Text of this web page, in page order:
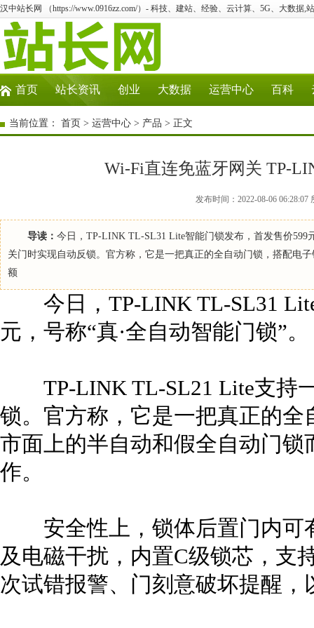
汉中站长网 （https://www.0916zz.com/）- 科技、建站、经验、云计算、5G、大数据,
首页 站长资讯 创业 大数据 运营中心 百科
当前位置： 首页 > 运营中心 > 产品 > 正文
Wi-Fi直连免蓝牙网关 TP-
发布时间：2022-08-06
导读： 今日，TP-LINK TL-SL31 Lite智能门锁发布，首发售价
关门时实现自动反锁。官方称，它是一把真正的全自动门锁，搭配电
额
今日，TP-LINK TL-SL31
元，号称“真·全自动智能门锁”。
TP-LINK TL-SL21 Lite支持
锁。官方称，它是一把真正的
市面上的半自动和假全自动门
作。
安全性上，锁体后置门内可
及电磁干扰，内置C级锁芯，支
次试错报警、门刻意破坏提醒，